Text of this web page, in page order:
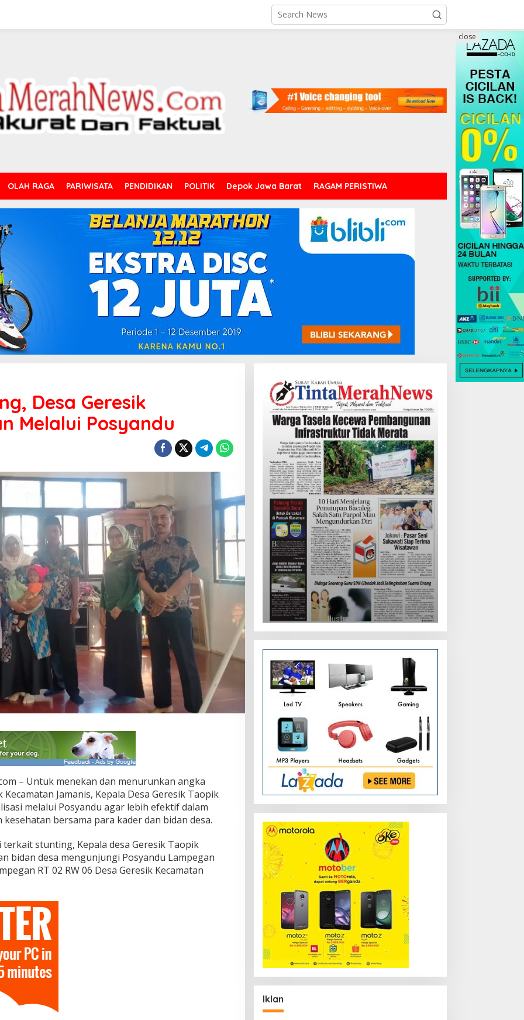
OLAH RAGA PARIWISATA PENDIDIKAN POLITIK Depok Jawa Barat RAGAM PERISTIWA
close
Desa Geresik
Melalui Posyandu
– Untuk menekan dan menurunkan angka
Jamanis, Kepala Desa Geresik Taopik
melalui Posyandu agar lebih efektif dalam
bersama para kader dan bidan desa.
stunting, Kepala desa Geresik Taopik
bidan desa mengunjungi Posyandu Lampegan
RT 02 RW 06 Desa Geresik Kecamatan
Iklan